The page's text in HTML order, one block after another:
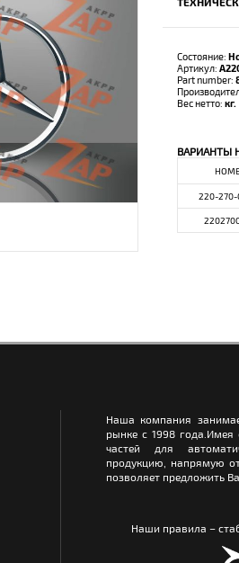
Состояние:
Артикул:
Part number:
Вес нетто: кг.
ВАРИАНТЫ
220-
Наша компания
рынке с 1998
частей для
продукцию, напрямую
позволяет предложить
Наши правила –